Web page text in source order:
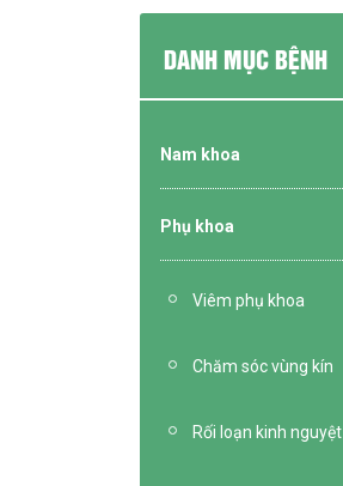
DANH MỤC BỆNH
Nam khoa
Phụ khoa
Viêm phụ khoa
Chăm sóc vùng kín
Rối loạn kinh nguyệt